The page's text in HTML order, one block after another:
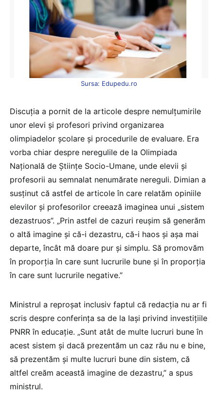
Sursa: Edupedu.ro
Discuția a pornit de la articole despre nemulțumirile
unor elevi și profesori privind organizarea
olimpiadelor școlare și procedurile de evaluare. Era
vorba chiar despre neregulile de la Olimpiada
Națională de Științe Socio-Umane, unde elevii și
profesorii au semnalat nenumărate nereguli. Dimian a
susținut că astfel de articole în care relatăm opiniile
elevilor și profesorilor creează imaginea unui „sistem
dezastruos”. „Prin astfel de cazuri reușim să generăm
o altă imagine și că-i dezastru, că-i haos și așa mai
departe, încât mă doare pur și simplu. Să promovăm
în proporția în care sunt lucrurile bune și în proporția
în care sunt lucrurile negative.”
Ministrul a reproșat inclusiv faptul că redacția nu ar fi
scris despre conferința sa de la Iași privind investițiile
PNRR în educație. „Sunt atât de multe lucruri bune în
acest sistem și dacă prezentăm un caz rău nu e bine,
să prezentăm și multe lucruri bune din sistem, că
altfel creăm această imagine de dezastru,” a spus
ministrul.